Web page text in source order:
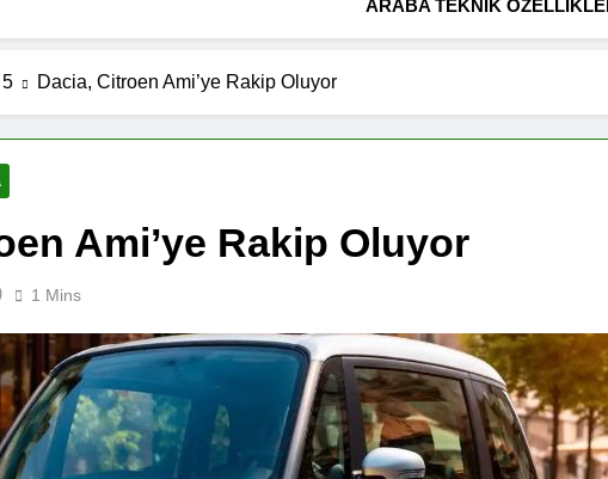
ARABA TEKNIK
5 Dacia, Citroen Ami’ye Rakip Oluyor
Ami’ye Rakip Oluyor
1 Mins